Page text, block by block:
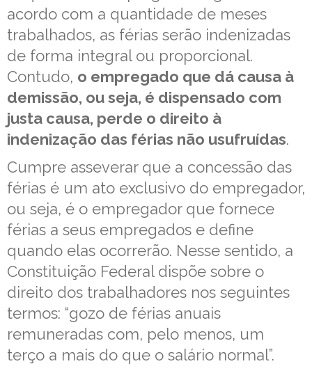
acordo com a quantidade de meses
trabalhados, as férias serão indenizadas
de forma integral ou proporcional.
Contudo, o empregado que dá causa à
demissão, ou seja, é dispensado com
justa causa, perde o direito à
indenização das férias não usufruídas.
Cumpre asseverar que a concessão das
férias é um ato exclusivo do empregador,
ou seja, é o empregador que fornece
férias a seus empregados e define
quando elas ocorrerão. Nesse sentido, a
Constituição Federal dispõe sobre o
direito dos trabalhadores nos seguintes
termos: “gozo de férias anuais
remuneradas com, pelo menos, um
terço a mais do que o salário normal”.